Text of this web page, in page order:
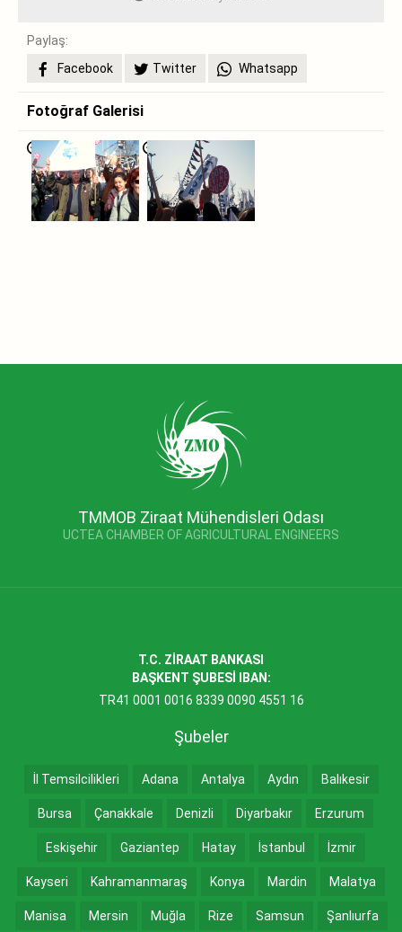
Paylaş:
Facebook
Twitter Whatsapp
Fotoğraf Galerisi
TMMOB Ziraat Mühendisleri Odası
UCTEA CHAMBER OF AGRICULTURAL ENGINEERS
T.C. ZİRAAT BANKASI
BAŞKENT ŞUBESİ IBAN:
TR41 0001 0016 8339 0090 4551 16
Şubeler
İl Temsilcilikleri Adana Antalya Aydın Balıkesir
Bursa Çanakkale Denizli Diyarbakır Erzurum
Eskişehir Gaziantep Hatay İstanbul İzmir
Kayseri Kahramanmaraş Konya Mardin Malatya
Manisa Mersin Muğla Rize Samsun Şanlıurfa